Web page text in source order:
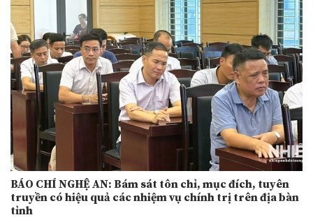
BÁO CHÍ NGHỆ AN: Bám sát tôn chỉ, mục đích, tuyên
truyền có hiệu quả các nhiệm vụ chính trị trên địa bàn
tỉnh